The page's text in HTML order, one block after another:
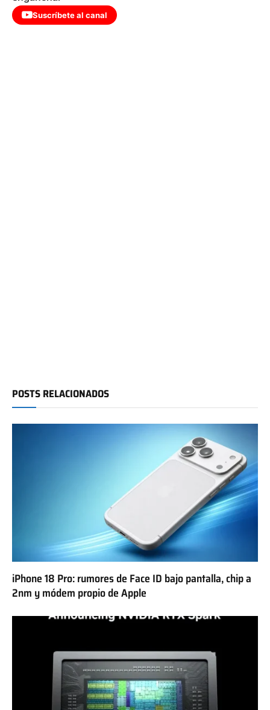
Suscríbete al canal
unboxing completo
y primera
impresión
Razer Huntsman
V3 HE Mini
POSTS RELACIONADOS
iPhone 18 Pro: rumores de Face ID bajo pantalla, chip a
2nm y módem propio de Apple